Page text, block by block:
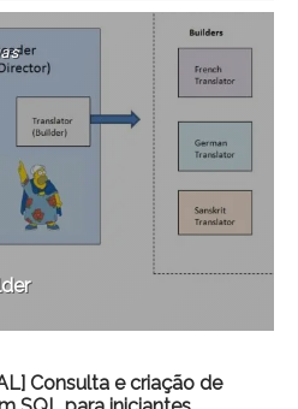
Consulta e criação de